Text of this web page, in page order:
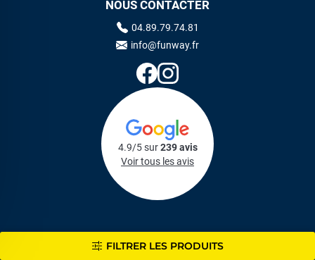
FILTRER LES PRODUITS
NOUS CONTACTER
04.89.79.74.81
info@funway.fr
4.9/5 sur239 avis
Voir tous les avis
Copyright 2015-2026 | Funway.fr. Tous droits reserves